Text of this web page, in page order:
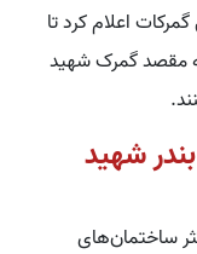
اعلام کرد تا
مقصد گمرک شهید
شهید
ساختمان‌های